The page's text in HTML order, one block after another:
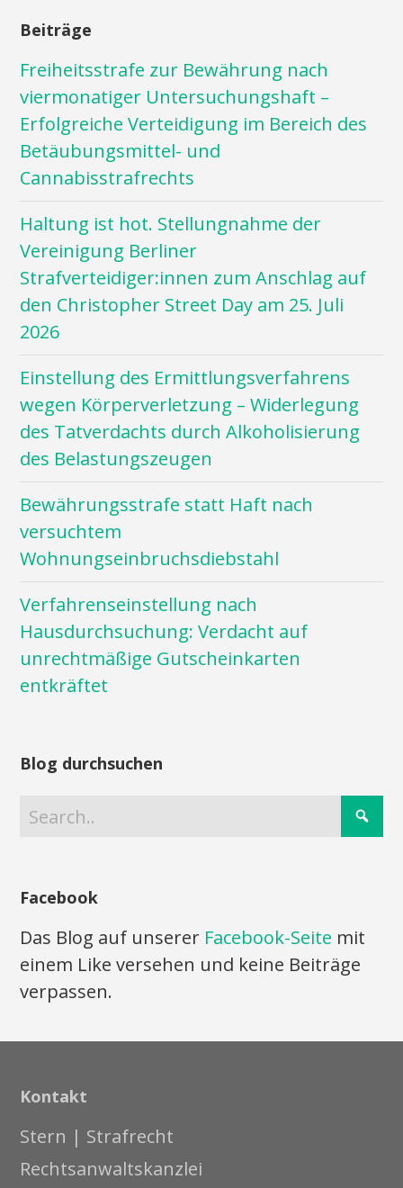
Beiträge
Freiheitsstrafe zur Bewährung nach
viermonatiger Untersuchungshaft –
Erfolgreiche Verteidigung im Bereich des
Betäubungsmittel- und
Cannabisstrafrechts
Haltung ist hot. Stellungnahme der
Vereinigung Berliner
Strafverteidiger:innen zum Anschlag auf
den Christopher Street Day am 25. Juli
2026
Einstellung des Ermittlungsverfahrens
wegen Körperverletzung – Widerlegung
des Tatverdachts durch Alkoholisierung
des Belastungszeugen
Bewährungsstrafe statt Haft nach
versuchtem
Wohnungseinbruchsdiebstahl
Verfahrenseinstellung nach
Hausdurchsuchung: Verdacht auf
unrechtmäßige Gutscheinkarten
entkräftet
Blog durchsuchen
Facebook
Das Blog auf unserer Facebook-Seite mit
einem Like versehen und keine Beiträge
verpassen.
Kontakt
Stern | Strafrecht
Rechtsanwaltskanzlei